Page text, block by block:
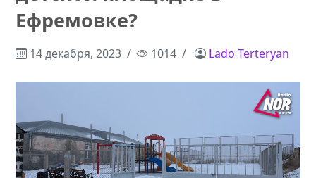
Ефремовке?
14 декабря, 2023 1014 Lado Terteryan